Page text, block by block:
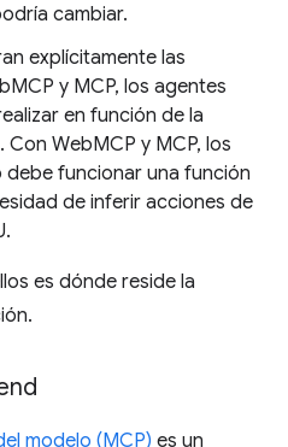
cambiar.
explícitamente las
y MCP, los agentes
en función de la
Con WebMCP y MCP, los
funcionar una función
de inferir acciones de
es dónde reside la
modelo (MCP) es un